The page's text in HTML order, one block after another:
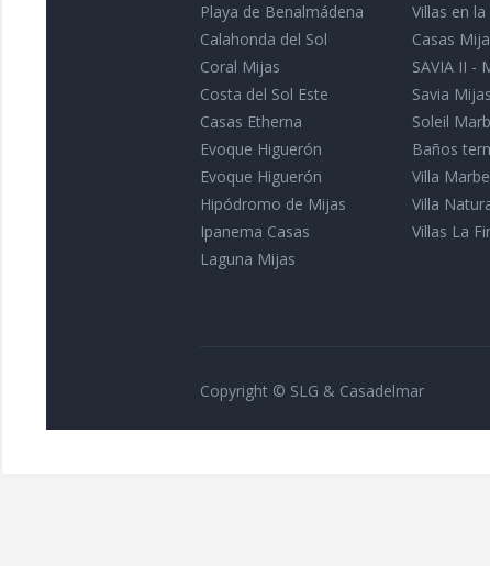
Playa de Benalmádena
Calahonda del Sol
Coral Mijas
Costa del Sol Este
Casas Etherna
Evoque Higuerón
Evoque Higuerón
Hipódromo de Mijas
Ipanema Casas
Laguna Mijas
Villas en
Casas
SAVIA II -
Savia Mijas
Soleil
Baños
Villa
Villa
Villas La
Copyright © SLG & Casadelmar